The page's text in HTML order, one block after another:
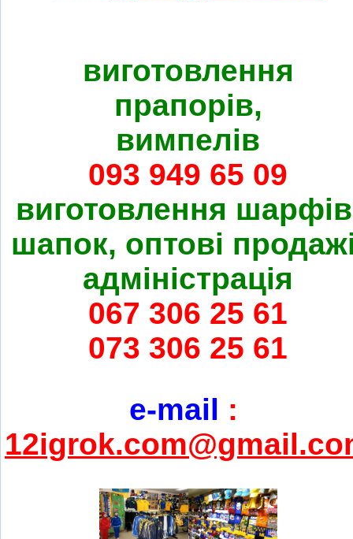
виготовлення
прапорів,
вимпелів
093 949 65 09
виготовлення
шапок, оптові
адміністрація
067 306 25 61
073 306 25 61
e-mail :